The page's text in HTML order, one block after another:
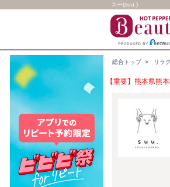
スー(suu.)
総合トップ> リラ
【重要】熊本県熊